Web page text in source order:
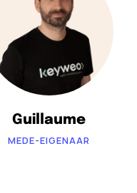
Guillaume
MEDE-EIGENAAR